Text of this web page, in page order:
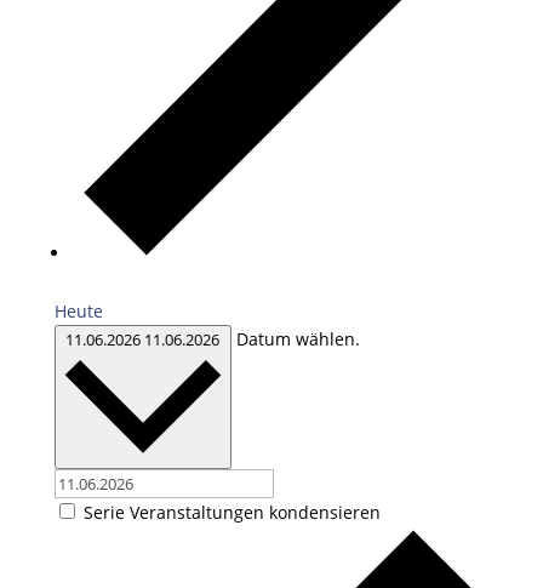
Heute
11.06.2026 11.06.2026 Datum wählen.
Serie Veranstaltungen kondensieren